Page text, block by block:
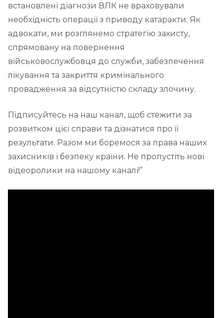
встановлені діагнози ВЛК не враховували
необхідність операції з приводу катаракти. Як
адвокати, ми розглянемо стратегію захисту,
спрямовану на повернення
військовослужбовця до служби, забезпечення
лікування та закриття кримінального
провадження за відсутністю складу злочину.
Підписуйтесь на наш канал, щоб стежити за
розвитком цієї справи та дізнатися про її
результати. Разом ми боремося за права наших
захисників і безпеку країни. Не пропустіть нові
відеоролики на нашому каналі!”